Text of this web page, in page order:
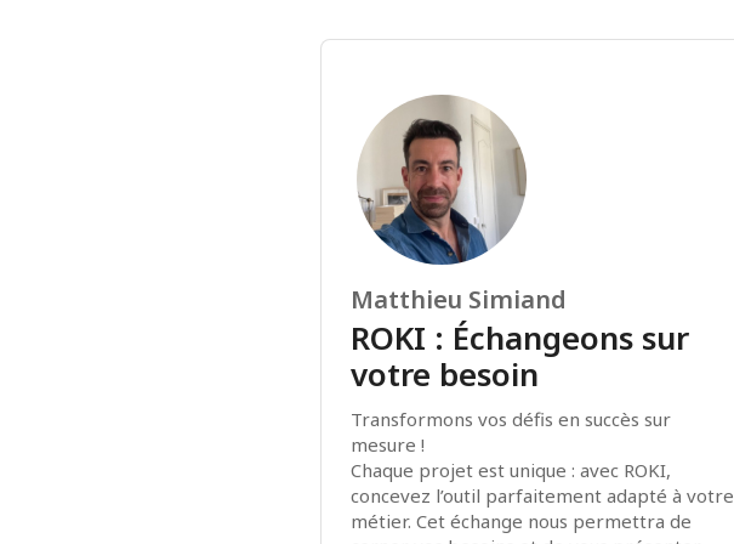
Matthieu Simiand
ROKI : Échangeons sur
votre besoin
Transformons vos défis en succès sur
mesure !
Chaque projet est unique : avec ROKI,
concevez l’outil parfaitement adapté à votre
métier. Cet échange nous permettra de